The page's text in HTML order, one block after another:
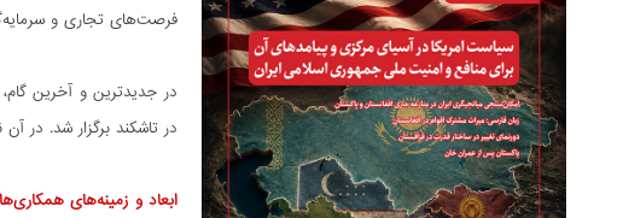
فرصت‌های تجاری و
در تاشکند برگزار شد. در آن
ابعاد و زمینه‌های همکاری‌ها